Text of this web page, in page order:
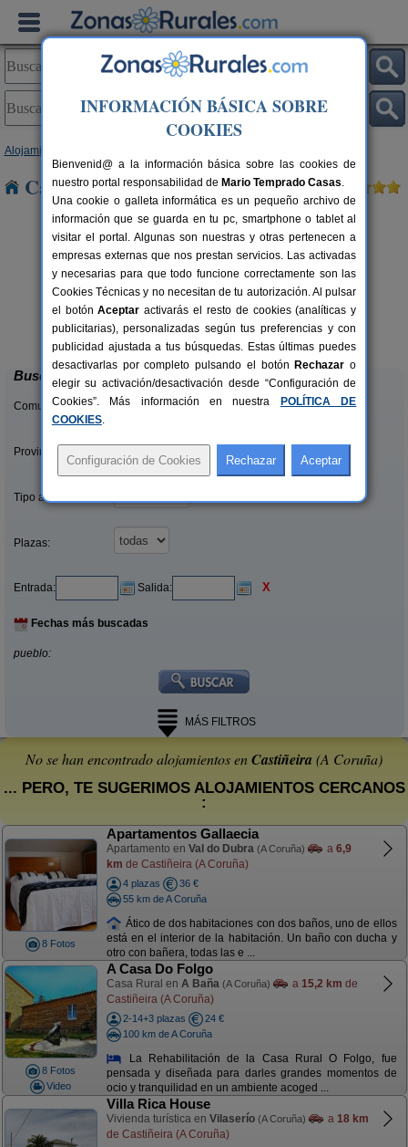
Alojamientos
Casas Rurales cerca de Castiñeira
7+2 pers.
desde25 €
A Curiscada
Arzúa (A Coruña)
Buscar
Comunidades:
Provincias/Islas:
Tipo alquiler:
Plazas:
Entrada: Salida: X
Fechas más buscadas
pueblo:
MÁS FILTROS
No se han encontrado alojamientos enCastiñeira (A Coruña)
... PERO, TE SUGERIMOS ALOJAMIENTOS CERCANOS
:
8 Fotos
Apartamentos Gallaecia
Apartamento en Val do Dubra (A Coruña) a 6,9
km de Castiñeira (A Coruña)
4 plazas
36 €
55 km de A Coruña
Ático de dos habitaciones con dos baños, uno de ellos
está en el interior de la habitación. Un baño con ducha y
otro con bañera, todas las e ...
8 Fotos
Video
A Casa Do Folgo
Casa Rural en A Baña (A Coruña) a 15,2 km de
Castiñeira (A Coruña)
2-14+3 plazas
24 €
100 km de A Coruña
La Rehabilitación de la Casa Rural O Folgo, fue
pensada y diseñada para darles grandes momentos de
ocio y tranquilidad en un ambiente acoged ...
Villa Rica House
Vivienda turística en Vilaserío (A Coruña) a 18 km
de Castiñeira (A Coruña)
INFORMACIÓN BÁSICA SOBRE
COOKIES
Bienvenid@ a la información básica sobre las cookies de
nuestro portal responsabilidad de Mario Temprado Casas.
Una cookie o galleta informática es un pequeño archivo de
información que se guarda en tu pc, smartphone o tablet al
visitar el portal. Algunas son nuestras y otras pertenecen a
empresas externas que nos prestan servicios. Las activadas
y necesarias para que todo funcione correctamente son las
Cookies Técnicas y no necesitan de tu autorización. Al pulsar
el botónAceptar activarás el resto de cookies (analíticas y
publicitarias), personalizadas según tus preferencias y con
publicidad ajustada a tus búsquedas. Estas últimas puedes
desactivarlas por completo pulsando el botón Rechazar o
elegir su activación/desactivación desde “Configuración de
Cookies”. Más información en nuestra
POLÍTICA DE
COOKIES.